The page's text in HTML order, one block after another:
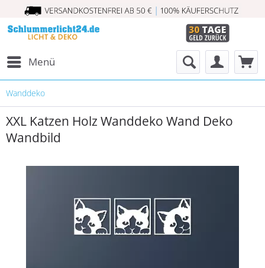
Menü
Wanddeko
XXL Katzen Holz Wanddeko Wand Deko
Wandbild